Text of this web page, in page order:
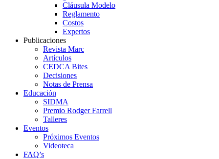
Cláusula Modelo
Reglamento
Costos
Expertos
Publicaciones
Revista Marc
Artículos
CEDCA Bites
Decisiones
Notas de Prensa
Educación
SIDMA
Premio Rodger Farrell
Talleres
Eventos
Próximos Eventos
Videoteca
FAQ’s